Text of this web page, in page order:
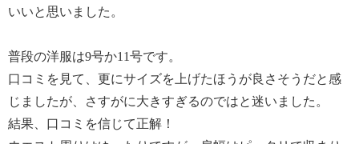
いいと思いました。
普段の洋服は9号か11号です。
口コミを見て、更にサイズを上げたほうが良さそうだと感
じましたが、さすがに大きすぎるのではと迷いました。
結果、口コミを信じて正解！